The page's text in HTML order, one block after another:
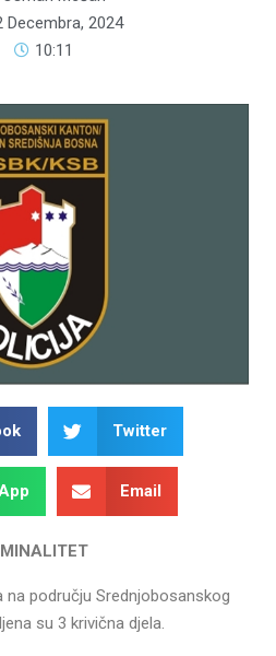
Decembra, 2024
10:11
Twitter
Email
području Srednjobosanskog
su 3 krivična djela.